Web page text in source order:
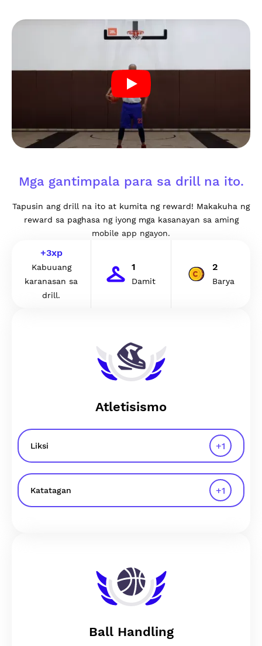
Mga gantimpala para sa drill na ito.
Tapusin ang drill na ito at kumita ng reward! Makakuha ng
reward sa paghasa ng iyong mga kasanayan sa aming
mobile app ngayon.
+3xp
Kabuuang
karanasan sa
drill.
1
Damit
2
Barya
Atletisismo
Liksi +1
Katatagan +1
Ball Handling